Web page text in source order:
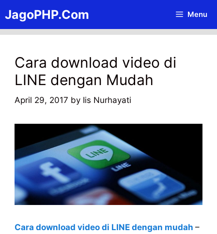
to
content
JagoPHP.Com Menu
Cara download video di
LINE dengan Mudah
April 29, 2017 by Iis Nurhayati
Cara download video di LINE dengan mudah –